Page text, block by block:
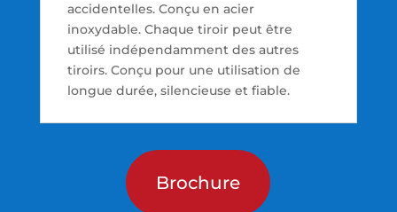
accidentelles. Conçu en acier
inoxydable. Chaque tiroir peut être
utilisé indépendamment des autres
tiroirs. Conçu pour une utilisation de
longue durée, silencieuse et fiable.
Brochure